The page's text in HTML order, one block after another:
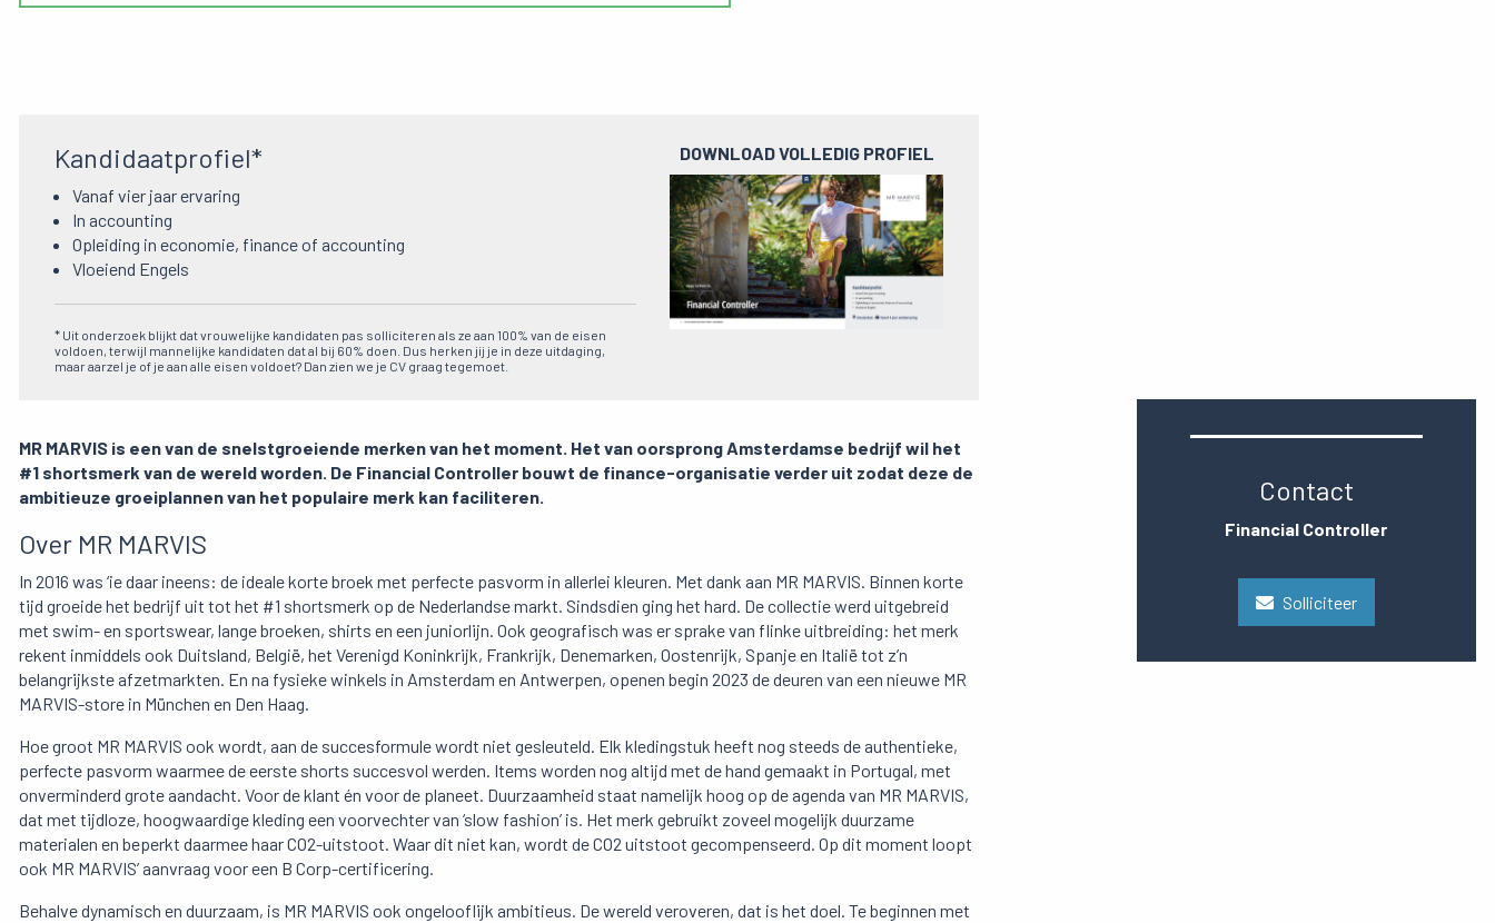
Kandidaatprofiel*
Vanaf vier jaar ervaring
In accounting
Opleiding in economie, finance of accounting
Vloeiend Engels
* Uit onderzoek blijkt dat vrouwelijke kandidaten pas solliciteren als ze aan 100% van de eisen
voldoen, terwijl mannelijke kandidaten dat al bij 60% doen. Dus herken jij je in deze uitdaging,
maar aarzel je of je aan alle eisen voldoet? Dan zien we je CV graag tegemoet.
DOWNLOAD VOLLEDIG PROFIEL
Preview
pdf
MR MARVIS is een van de snelstgroeiende merken van het moment. Het van oorsprong Amsterdamse bedrijf wil het
#1 shortsmerk van de wereld worden. De Financial Controller bouwt de finance-organisatie verder uit zodat deze de
ambitieuze groeiplannen van het populaire merk kan faciliteren.
Over MR MARVIS
In 2016 was ‘ie daar ineens: de ideale korte broek met perfecte pasvorm in allerlei kleuren. Met dank aan MR MARVIS. Binnen korte
tijd groeide het bedrijf uit tot het #1 shortsmerk op de Nederlandse markt. Sindsdien ging het hard. De collectie werd uitgebreid
met swim- en sportswear, lange broeken, shirts en een juniorlijn. Ook geografisch was er sprake van flinke uitbreiding: het merk
rekent inmiddels ook Duitsland, België, het Verenigd Koninkrijk, Frankrijk, Denemarken, Oostenrijk, Spanje en Italië tot z’n
belangrijkste afzetmarkten. En na fysieke winkels in Amsterdam en Antwerpen, openen begin 2023 de deuren van een nieuwe MR
MARVIS-store in München en Den Haag.
Hoe groot MR MARVIS ook wordt, aan de succesformule wordt niet gesleuteld. Elk kledingstuk heeft nog steeds de authentieke,
perfecte pasvorm waarmee de eerste shorts succesvol werden. Items worden nog altijd met de hand gemaakt in Portugal, met
onverminderd grote aandacht. Voor de klant én voor de planeet. Duurzaamheid staat namelijk hoog op de agenda van MR MARVIS,
dat met tijdloze, hoogwaardige kleding een voorvechter van ‘slow fashion’ is. Het merk gebruikt zoveel mogelijk duurzame
materialen en beperkt daarmee haar CO2-uitstoot. Waar dit niet kan, wordt de CO2 uitstoot gecompenseerd. Op dit moment loopt
ook MR MARVIS’ aanvraag voor een B Corp-certificering.
Behalve dynamisch en duurzaam, is MR MARVIS ook ongelooflijk ambitieus. De wereld veroveren, dat is het doel. Te beginnen met
Contact
Financial Controller
Solliciteer